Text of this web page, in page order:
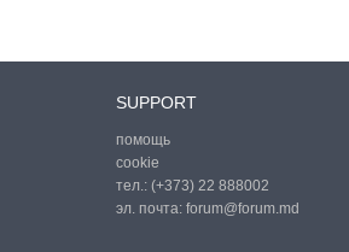
SUPPORT
помощь
cookie
тел.: (+373) 22 888002
эл. почта: forum@forum.md